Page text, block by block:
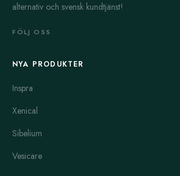
alternativ och svensk kundtjänst!
FÖLJ OSS
NYA PRODUKTER
Inspra
Xenical
Sibelium
Vesicare